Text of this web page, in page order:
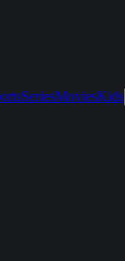
SeriesMoviesKids